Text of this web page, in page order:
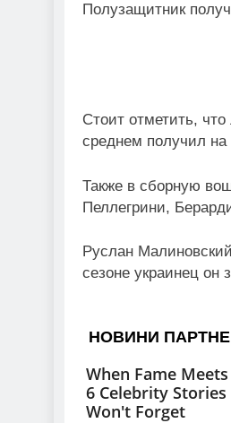
Полузащитник
Cтоит отметить,
среднем получил
Также в сборную
Пеллегрини,
Руслан
сезоне украинец он